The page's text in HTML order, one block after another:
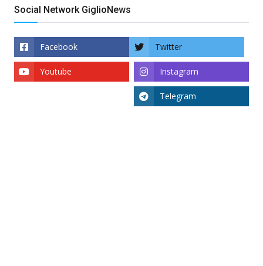
Social Network GiglioNews
Facebook Twitter
Instagram
Youtube
Telegram